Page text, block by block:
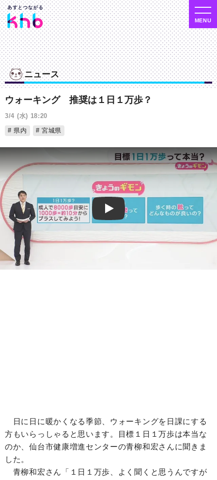
ニュース
ウォーキング 推奨は１日１万歩？
3/4 (水) 18:20
県内
宮城県
Play
日に日に暖かくなる季節、ウォーキングを日課にする
方もいらっしゃると思います。目標１日１万歩は本当な
のか、仙台市健康増進センターの青柳和宏さんに聞きま
した 。
青柳和宏さん「１日１万歩、よく聞くと思うんですが